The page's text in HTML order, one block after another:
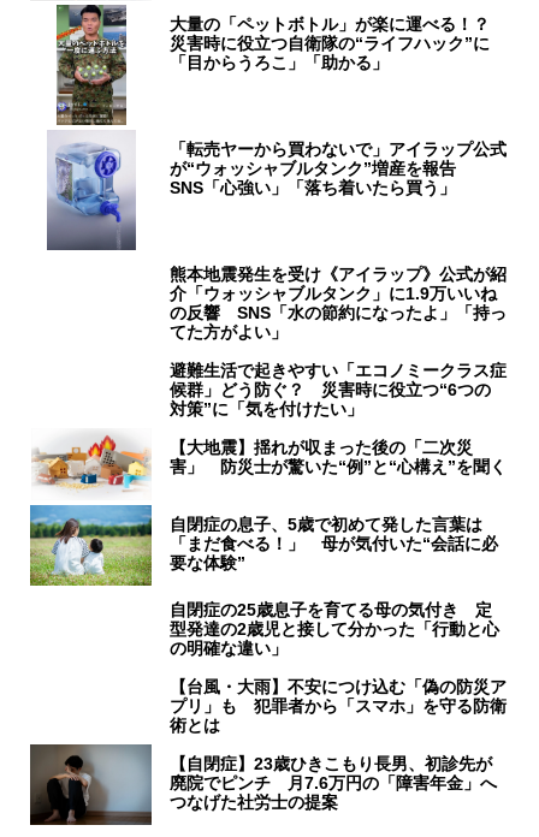
大量の「ペットボトル」が楽に運べる！？
災害時に役立つ自衛隊の“ライフハック”に
「目からうろこ」「助かる」
「転売ヤーから買わないで」アイラップ公式
が“ウォッシャブルタンク”増産を報告
SNS「心強い」「落ち着いたら買う」
熊本地震発生を受け《アイラップ》公式が紹
介「ウォッシャブルタンク」に1.9万いいね
の反響 SNS「水の節約になったよ」「持っ
てた方がよい」
避難生活で起きやすい「エコノミークラス症
候群」どう防ぐ？ 災害時に役立つ“6つの
対策”に「気を付けたい」
【大地震】揺れが収まった後の「二次災
害」 防災士が驚いた“例”と“心構え”を聞く
自閉症の息子、5歳で初めて発した言葉は
「まだ食べる！」 母が気付いた“会話に必
要な体験”
自閉症の25歳息子を育てる母の気付き 定
型発達の2歳児と接して分かった「行動と心
の明確な違い」
【台風・大雨】不安につけ込む「偽の防災ア
プリ」も 犯罪者から「スマホ」を守る防衛
術とは
【自閉症】23歳ひきこもり長男、初診先が
廃院でピンチ 月7.6万円の「障害年金」へ
つなげた社労士の提案